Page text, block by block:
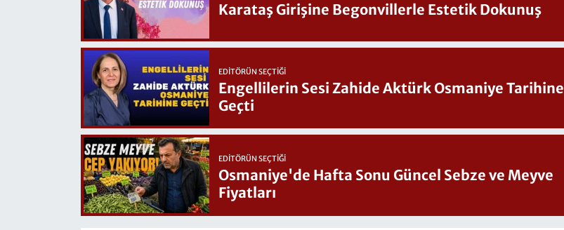
Karataş Girişine Begonvillerle Estetik Dokunuş
EDITÖRÜN SEÇTIĞI
Engellilerin Sesi Zahide Aktürk Osmaniye Tarihine
Geçti
EDITÖRÜN SEÇTIĞI
Osmaniye'de Hafta Sonu Güncel Sebze ve Meyve
Fiyatları